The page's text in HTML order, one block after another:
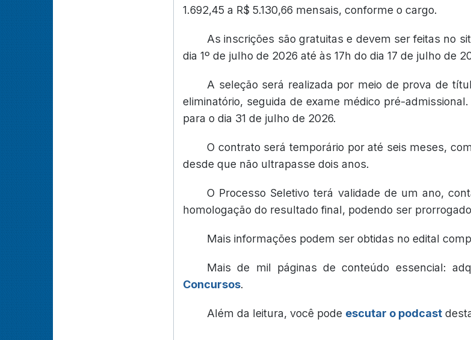
1.692,45 a R$ 5.130,66 mensais, conforme o cargo.
As inscrições são gratuitas e devem ser feitas no
dia 1º de julho de 2026 até às 17h do dia 17 de julho de
A seleção será realizada por meio de prova de
eliminatório, seguida de exame médico pré-
para o dia 31 de julho de 2026.
O contrato será temporário por até seis meses,
desde que não ultrapasse dois anos.
O Processo Seletivo terá validade de um ano,
homologação do resultado final, podendo ser
Mais informações podem ser obtidas no edital
Mais de mil páginas de conteúdo essencial:
Concursos.
Além da leitura, você pode escutar o podcast